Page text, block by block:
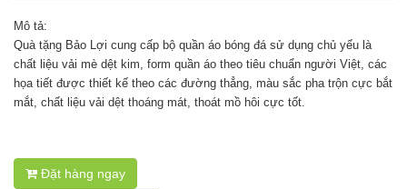
Mô tả:
Quà tặng Bảo Lợi cung cấp bộ quần áo bóng đá sử dụng chủ yếu là
chất liệu vải mè dệt kim, form quần áo theo tiêu chuẩn người Việt, các
họa tiết được thiết kế theo các đường thẳng, màu sắc pha trộn cực bắt
mắt, chất liệu vải dệt thoáng mát, thoát mồ hôi cực tốt.
Đặt hàng ngay